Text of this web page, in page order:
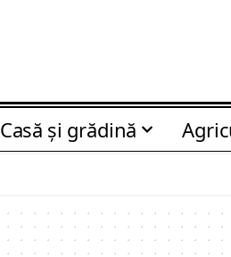
Casă şi grădină